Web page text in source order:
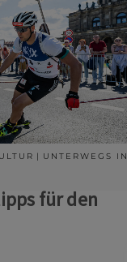
UNTERWEGS IN
für den